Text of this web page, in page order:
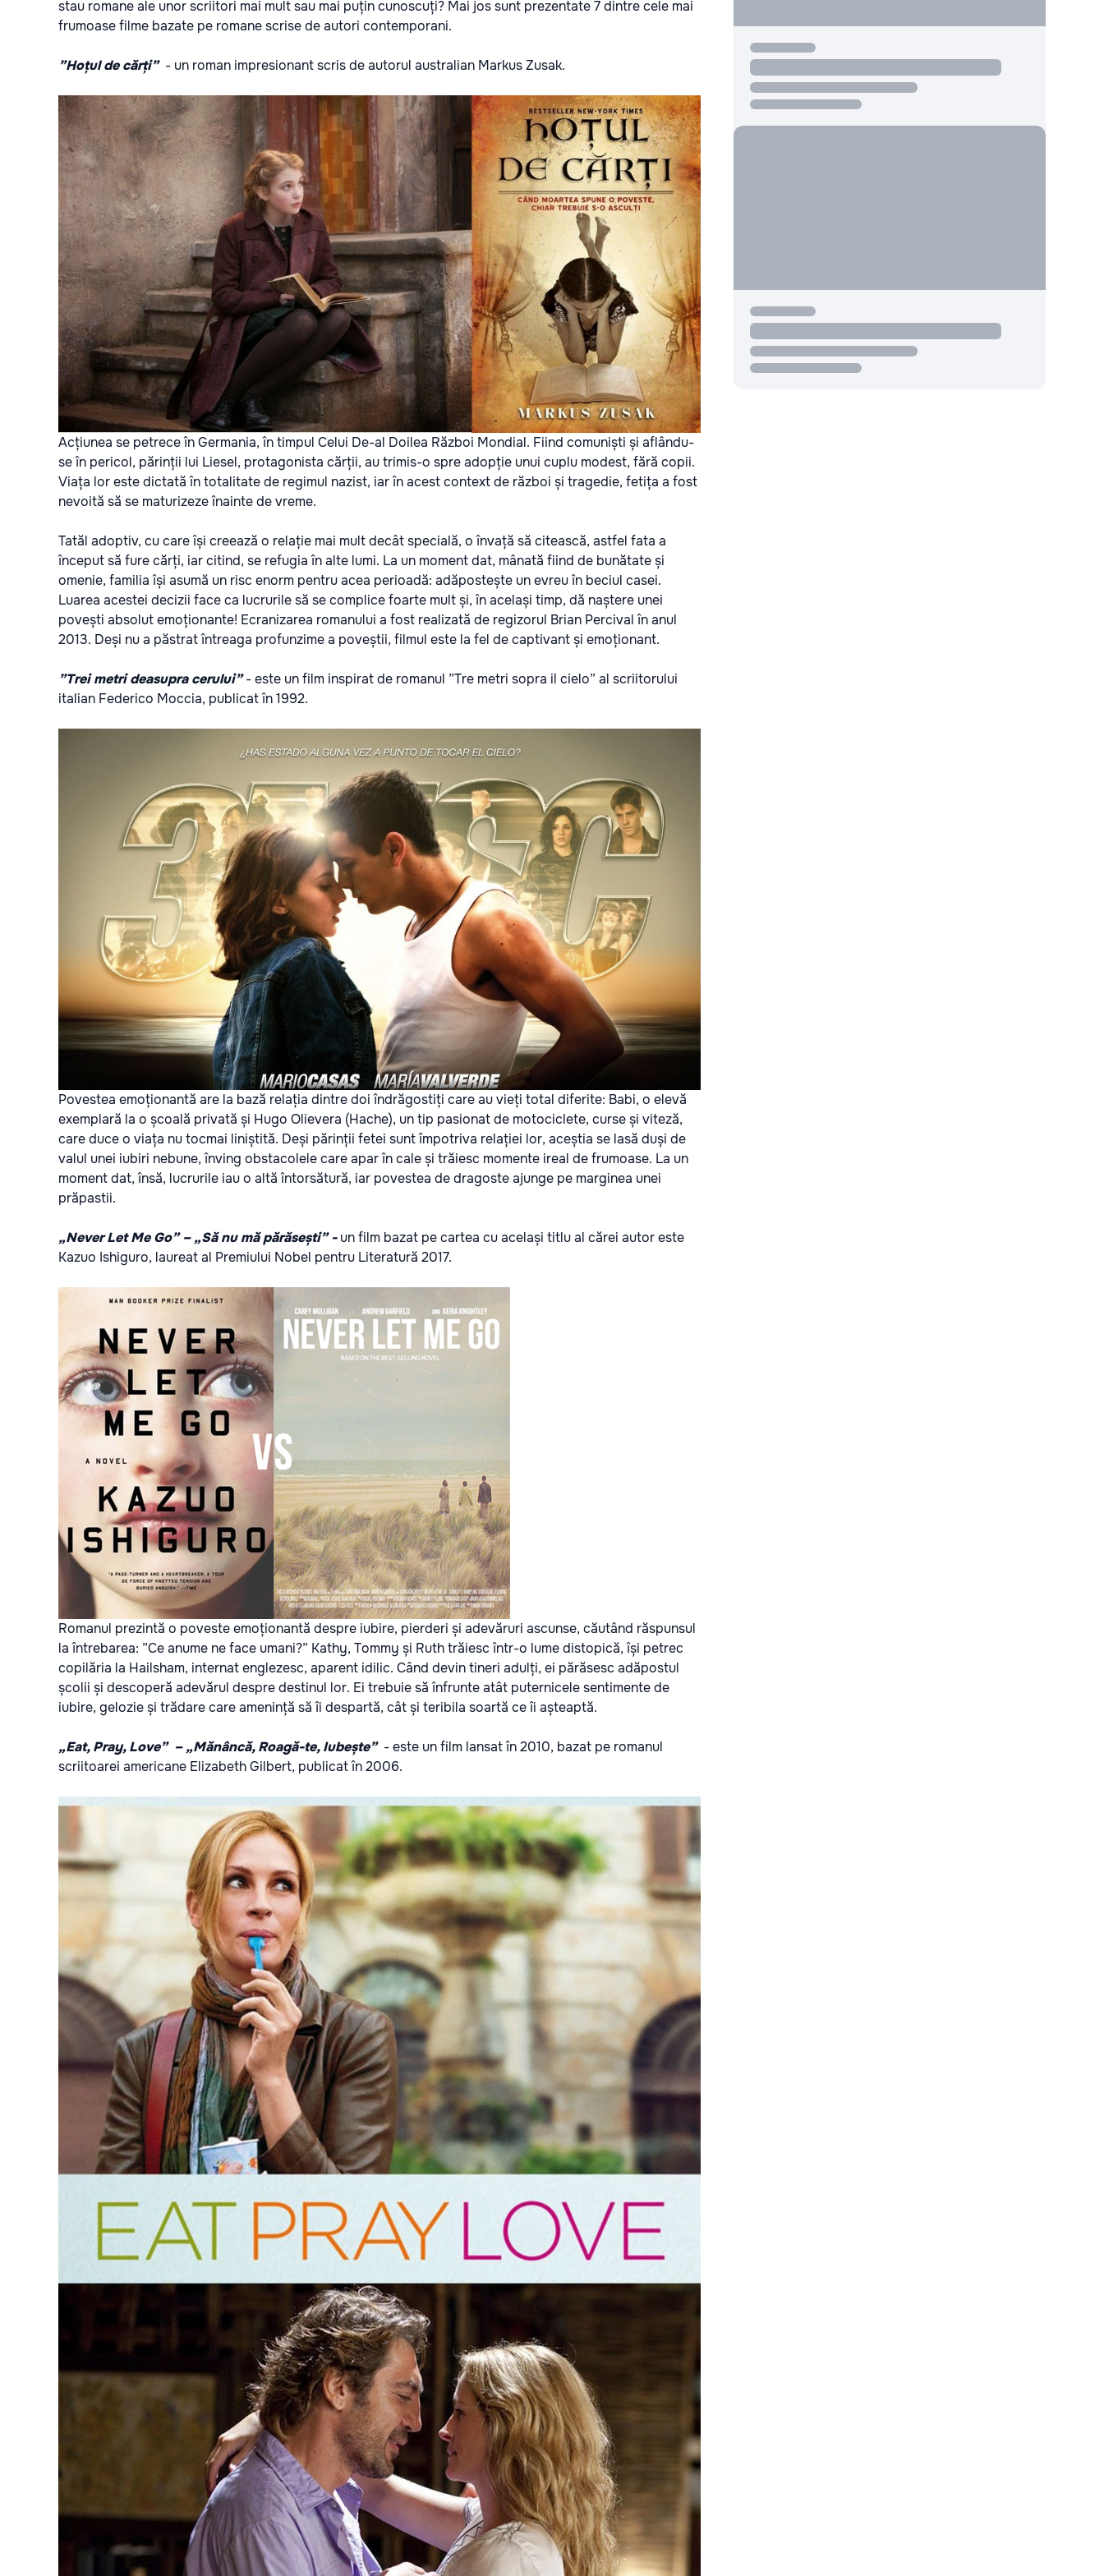
stau romane ale unor scriitori mai mult sau mai puțin cunoscuți? Mai jos sunt prezentate 7 dintre cele mai
frumoase filme bazate pe romane scrise de autori contemporani.
”Hoțul de cărți” - un roman impresionant scris de autorul australian Markus Zusak.
Acțiunea se petrece în Germania, în timpul Celui De-al Doilea Război Mondial. Fiind comuniști și aflându-
se în pericol, părinții lui Liesel, protagonista cărții, au trimis-o spre adopție unui cuplu modest, fără copii.
Viața lor este dictată în totalitate de regimul nazist, iar în acest context de război și tragedie, fetița a fost
nevoită să se maturizeze înainte de vreme.
Tatăl adoptiv, cu care își creează o relație mai mult decât specială, o învață să citească, astfel fata a
început să fure cărți, iar citind, se refugia în alte lumi. La un moment dat, mânată fiind de bunătate și
omenie, familia își asumă un risc enorm pentru acea perioadă: adăpostește un evreu în beciul casei.
Luarea acestei decizii face ca lucrurile să se complice foarte mult și, în același timp, dă naștere unei
povești absolut emoționante! Ecranizarea romanului a fost realizată de regizorul Brian Percivalîn anul
2013. Deși nu a păstrat întreaga profunzime a poveștii, filmul este la fel de captivant și emoționant.
”Trei metri deasupra cerului”- este un film inspirat de romanul ”Tre metri sopra il cielo” al scriitorului
italian Federico Moccia, publicat în 1992.
Povestea emoționantă are la bază relația dintre doi îndrăgostiți care au vieți total diferite: Babi, o elevă
exemplară la o școală privată și Hugo Olievera (Hache), un tip pasionat de motociclete, curse și viteză,
care duce o viața nu tocmai liniștită. Deși părinții fetei sunt împotriva relației lor, aceștia se lasă duși de
valul unei iubiri nebune, înving obstacolele care apar în cale și trăiesc momente ireal de frumoase. La un
moment dat, însă, lucrurile iau o altă întorsătură, iar povestea de dragoste ajunge pe marginea unei
prăpastii.
„Never Let Me Go”– „Să nu mă părăsești” -unfilm bazat pe cartea cu același titlu al cărei autor este
Kazuo Ishiguro, laureat al Premiului Nobel pentru Literatură 2017.
Romanul prezintă o poveste emoționantă despre iubire, pierderi și adevăruri ascunse, căutând răspunsul
la întrebarea: ”Ce anume ne face umani?” Kathy, Tommy și Ruth trăiesc într-o lume distopică, își petrec
copilăria la Hailsham, internat englezesc, aparent idilic. Când devin tineri adulți, ei părăsesc adăpostul
școlii și descoperă adevărul despre destinul lor. Ei trebuie să înfrunte atât puternicele sentimente de
iubire, gelozie și trădare care amenință să îi despartă, cât și teribila soartă ce îi așteaptă.
„Eat, Pray, Love” – „Mănâncă, Roagă-te, Iubește”- este un film lansat în 2010, bazat pe romanul
scriitoarei americane Elizabeth Gilbert, publicat în 2006.